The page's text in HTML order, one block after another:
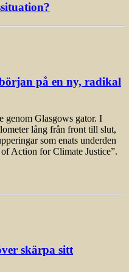
på en ny, radikal
genom Glasgows gator. I
lång från front till slut,
som enats underden
Action for Climate Justice”.
skärpa sitt